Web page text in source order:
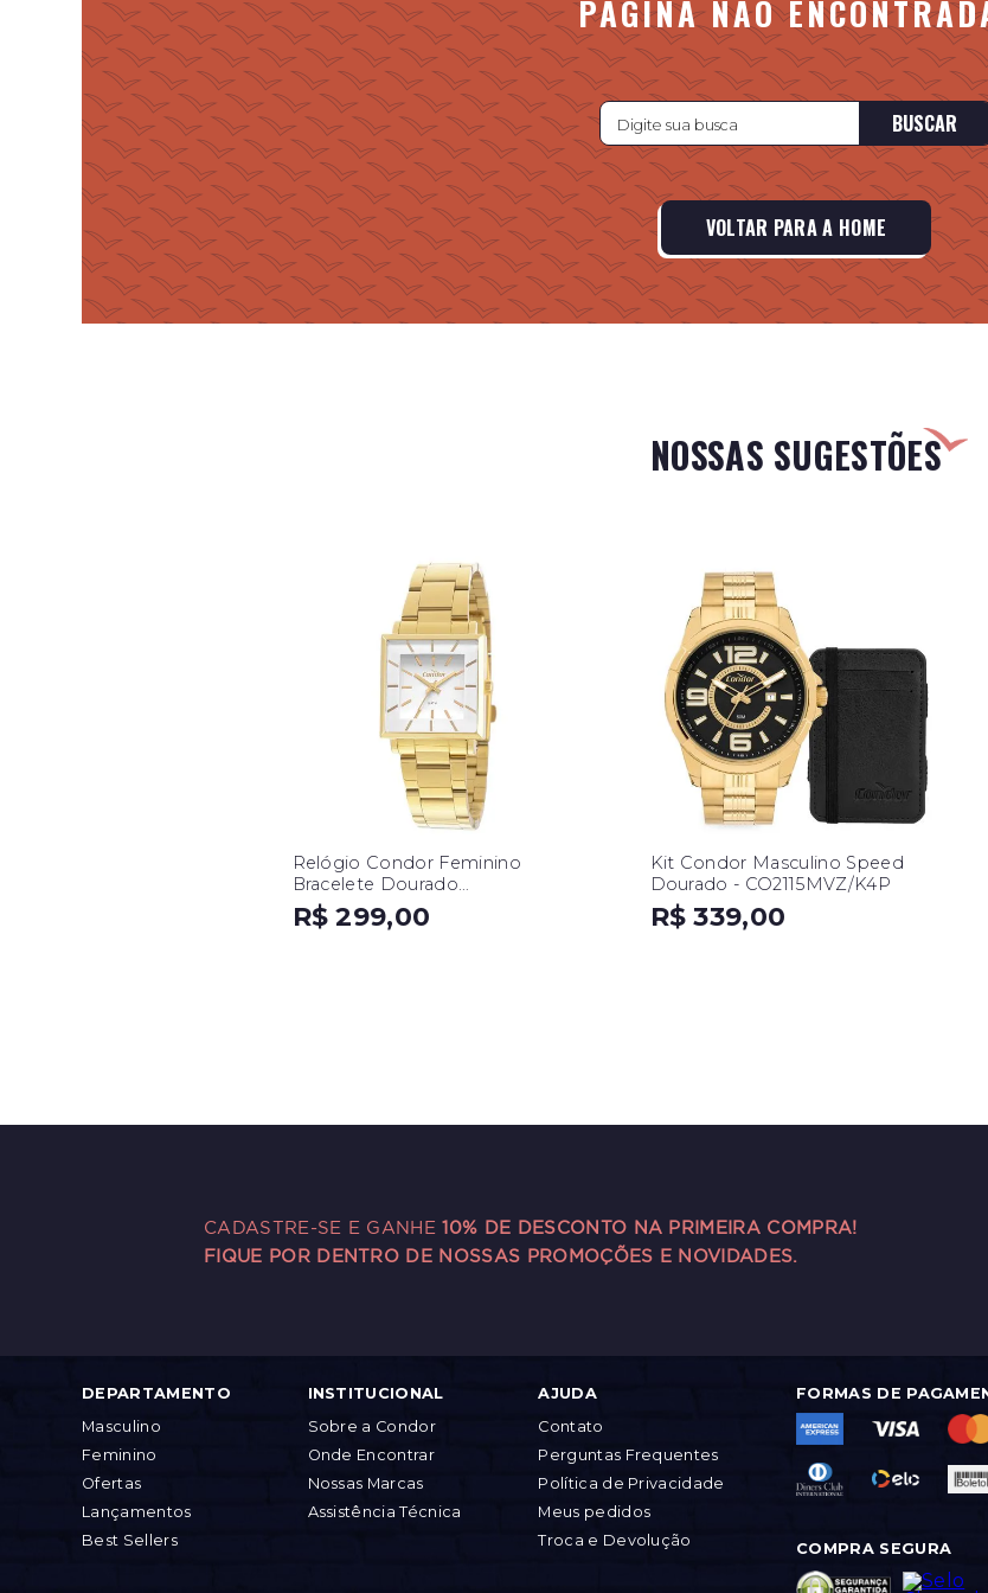
PÁGINA NÃO
BUSCAR
VOLTAR PARA A HOME
NOSSAS SUGESTÕES
Relógio Condor Feminino
Bracelete Dourado
CO2035EXM/K4B
R$ 299,00
Kit Condor Masculino Speed
Dourado - CO2115MVZ/K4P
R$ 339,00
CADASTRE-SE E GANHE10% DE DESCONTO NA PRIMEIRA COMPRA!
FIQUE POR DENTRO DE NOSSAS PROMOÇÕES E NOVIDADES.
DEPARTAMENTO
Masculino
Feminino
Ofertas
Lançamentos
Best Sellers
INSTITUCIONAL
Sobre a Condor
Onde Encontrar
Nossas Marcas
Assistência Técnica
AJUDA
Contato
Perguntas Frequentes
Política de Privacidade
Meus pedidos
Troca e Devolução
FORMAS DE
COMPRA SEGURA